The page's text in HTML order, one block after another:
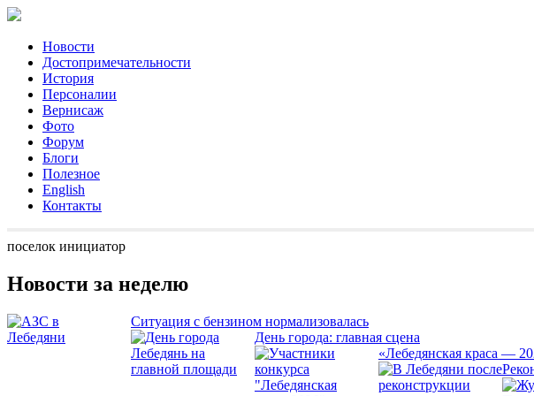
Новости
Достопримечательности
История
Персоналии
Вернисаж
Фото
Форум
Блоги
Полезное
English
Контакты
поселок инициатор
Новости за неделю
Ситуация с бензином нормализовалась
День города: главная сцена
«Лебедянская краса —